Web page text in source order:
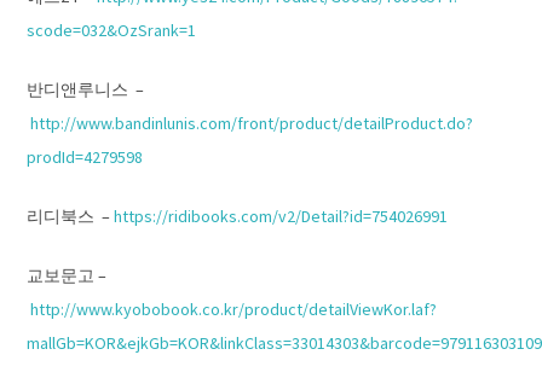
scode=032&OzSrank=1
반디앤루니스 –
http://www.bandinlunis.com/front/product/detailProduct.do?
prodId=4279598
리디북스 –https://ridibooks.com/v2/Detail?id=754026991
교보문고 –
http://www.kyobobook.co.kr/product/detailViewKor.laf?